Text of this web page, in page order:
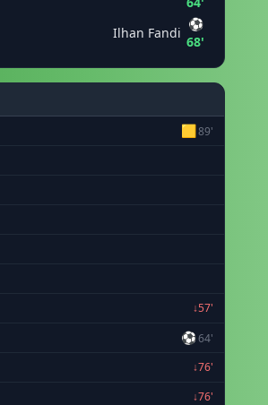
Ilhan Fandi
⚽
68'
🟨89'
↓57'
⚽64'
↓76'
↓76'